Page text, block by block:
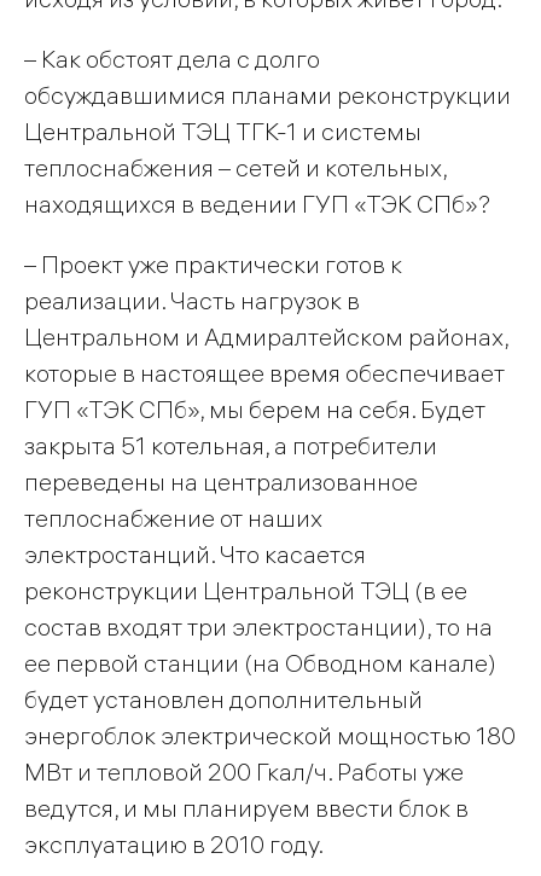
– Как обстоят дела с долго
обсуждавшимися планами реконструкции
Центральной ТЭЦ ТГК-1 и системы
теплоснабжения – сетей и котельных,
находящихся в ведении ГУП «ТЭК СПб»?
– Проект уже практически готов к
реализации. Часть нагрузок в
Центральном и Адмиралтейском районах,
которые в настоящее время обеспечивает
ГУП «ТЭК СПб», мы берем на себя. Будет
закрыта 51 котельная, а потребители
переведены на централизованное
теплоснабжение от наших
электростанций. Что касается
реконструкции Центральной ТЭЦ (в ее
состав входят три электростанции), то на
ее первой станции (на Обводном канале)
будет установлен дополнительный
энергоблок электрической мощностью 180
МВт и тепловой 200 Гкал/ч. Работы уже
ведутся, и мы планируем ввести блок в
эксплуатацию в 2010 году.